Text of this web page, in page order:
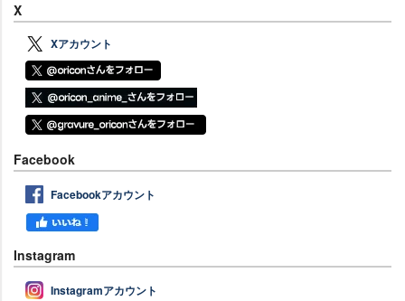
X
Xアカウント
Facebook
Facebookアカウント
Instagram
Instagramアカウント